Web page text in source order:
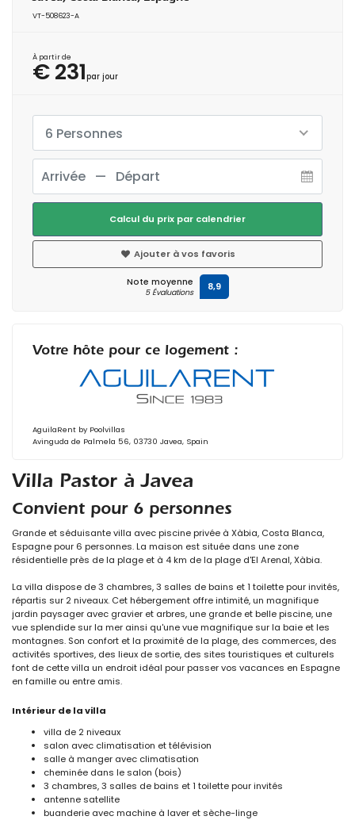
Villa Pastor à Javea
Convient pour 6 personnes
Grande et séduisante villa avec piscine privée à Xàbia, Costa Blanca,
Espagne pour 6 personnes. La maison est située dans une zone
résidentielle près de la plage et à 4 km de la plage d'El Arenal, Xàbia.
La villa dispose de 3 chambres, 3 salles de bains et 1 toilette pour invités,
répartis sur 2 niveaux. Cet hébergement offre intimité, un magnifique
jardin paysager avec gravier et arbres, une grande et belle piscine, une
vue splendide sur la mer ainsi qu'une vue magnifique sur la baie et les
montagnes. Son confort et la proximité de la plage, des commerces, des
activités sportives, des lieux de sortie, des sites touristiques et culturels
font de cette villa un endroit idéal pour passer vos vacances en Espagne
en famille ou entre amis.
Intérieur de la villa
villa de 2 niveaux
salon avec climatisation et télévision
salle à manger avec climatisation
cheminée dans le salon (bois)
3 chambres, 3 salles de bains et 1 toilette pour invités
antenne satellite
buanderie avec machine à laver et sèche-linge
VT-508623-A
À partir de
€ 231par jour
6 Personnes
Calcul du prix par calendrier
Ajouter à vos favoris
Note moyenne
5 Évaluations 8,9
Votre hôte pour ce logement :
AguilaRent by Poolvillas
Avinguda de Palmela 56, 03730 Javea, Spain